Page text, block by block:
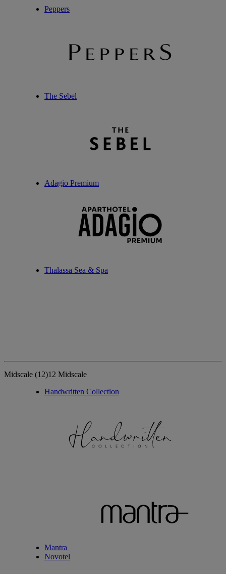
Peppers
The Sebel
Adagio Premium
Thalassa Sea & Spa
Midscale (12)12 Midscale
Handwritten Collection
Mantra
Novotel